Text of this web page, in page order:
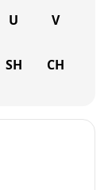
U V
SH CH